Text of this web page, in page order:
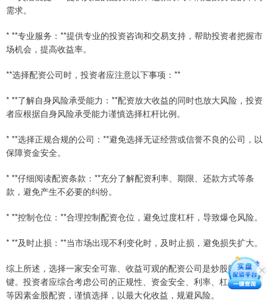
需求。
* **专业服务：**提供专业的投资咨询和交易支持，帮助投资者把握市
场机会，提高收益率。
**选择配资公司时，投资者应注意以下事项：**
* **了解自身风险承受能力：**配资放大收益的同时也放大风险，投资
者应根据自身风险承受能力谨慎选择杠杆比例。
* **选择正规合规的公司：**避免选择无证经营或信誉不良的公司，以
保障资金安全。
* **仔细阅读配资条款：**充分了解配资利率、期限、还款方式等条
款，避免产生不必要的纠纷。
* **控制仓位：**合理控制配资仓位，避免过度杠杆，导致爆仓风险。
* **及时止损：**当市场出现不利变化时，及时止损，避免损失扩大。
综上所述，选择一家安全可靠、收益可观的配资公司是炒股配资的关
键。投资者应综合考虑公司的正规性、资金安全、利率、杠杆、服务
等因素金股配资，谨慎选择，以最大化收益，规避风险。